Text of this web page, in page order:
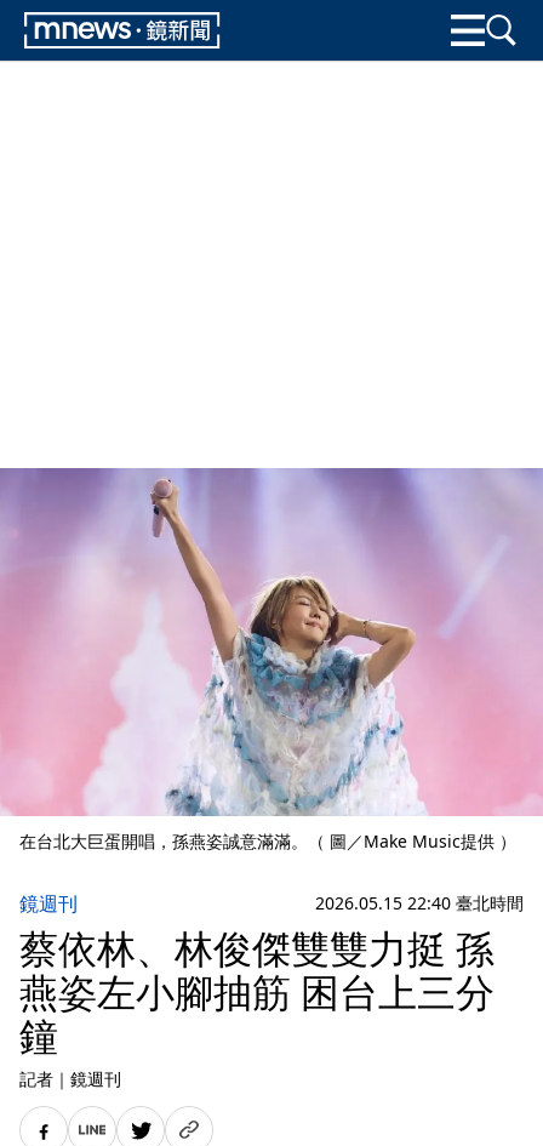
在台北大巨蛋開唱，孫燕姿誠意滿滿。（ 圖／Make Music提供 ）
鏡週刊 2026.05.15 22:40 臺北時間
蔡依林、林俊傑雙雙力挺 孫
燕姿左小腳抽筋 困台上三分
鐘
記者 ｜ 鏡週刊